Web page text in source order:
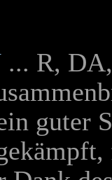
... R,
guter